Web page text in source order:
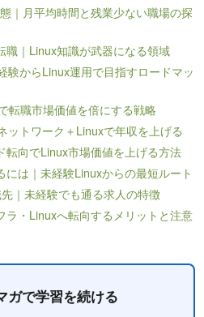
｜月平均時間と残業少ない職場の探
職｜Linux知識が武器になる領域
験からLinux運用で目指すロードマッ
転職市場価値を倍にする戦略
ットワーク＋Linuxで年収を上げる
転向でLinux市場価値を上げる方法
は｜未経験Linuxからの最短ルート
｜未経験でも通る求人の特徴
ラ・Linuxへ転向するメリットと注意
ガで学習を続ける